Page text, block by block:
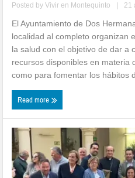
Posted byVivir en Montequinto | 21
El Ayuntamiento de Dos
localidad al completo organizan
la salud con el objetivo de dar a
recursos disponibles en materia
como para fomentar los hábitos
Read more